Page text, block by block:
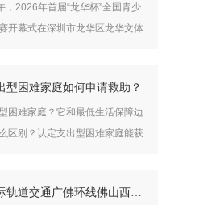
无缝对接，让学子们的求学之路
。
，2026年首届“龙华杯”全国青少
开幕式在深圳市龙华区龙华文体
型困难家庭如何申请救助？
困难家庭？它和最低生活保障边
区别？认定支出型困难家庭能获
珠三角城际轨道交通广佛环线佛山西站至广州北站段开工建设